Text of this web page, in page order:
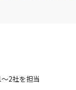
2社を担当